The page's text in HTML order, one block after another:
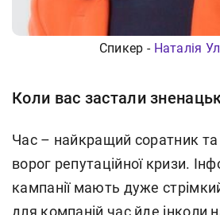
Спикер - Наталія
Коли вас застали
Час – найкращий соратник
ворог репутаційної кризи.
кампанії мають дуже
для компаній час йде інколи